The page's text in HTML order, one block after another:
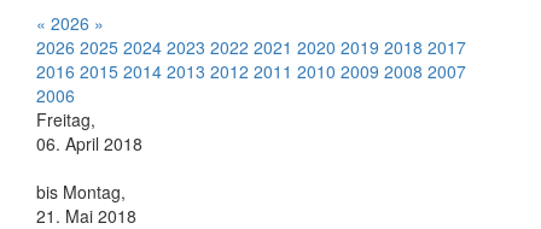
« 2026 »
2026 2025 2024 2023 2022 2021 2020 2019 2018 2017
2016 2015 2014 2013 2012 2011 2010 2009 2008 2007
2006
Freitag,
06. April 2018
bis Montag,
21. Mai 2018